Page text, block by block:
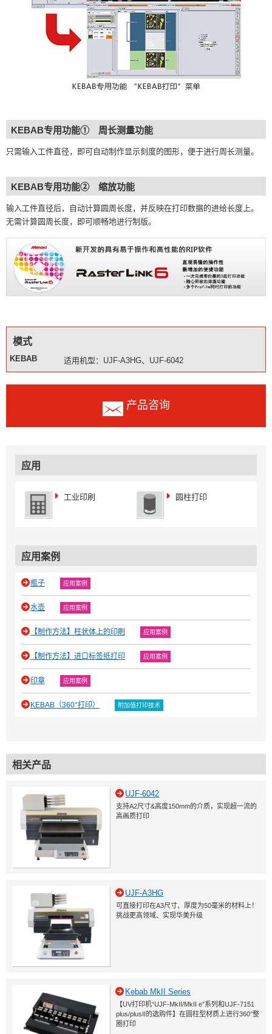
KEBAB专用功能① 周长测量功能
只需输入工件直径，即可自动制作显示刻度的图形，便于进行周长测量。
KEBAB专用功能② 缩放功能
输入工件直径后，自动计算圆周长度，并反映在打印数据的进给长度上。
无需计算圆周长度，即可顺畅地进行制版。
模式
KEBAB 适用机型：UJF-A3HG、UJF-6042
产品咨询
应用
工业印刷 圆柱打印
应用案例
瓶子 应用案例
水壶 应用案例
【制作方法】柱状体上的印刷 应用案例
【制作方法】进口标签纸打印 应用案例
印章 应用案例
KEBAB（360°打印） 附加值打印技术
相关产品
UJF-6042
支持A2尺寸&高度150mm的介质，实现超一流的
高画质打印
UJF-A3HG
可直接打印在A3尺寸、厚度为50毫米的材料上！
挑战更高领域、实现华美升级
Kebab MkII Series
【UV打印机“UJF-MkII/MkII e”系列和UJF-7151
plus/plusII的选购件】在圆柱型材质上进行360°整
圈打印